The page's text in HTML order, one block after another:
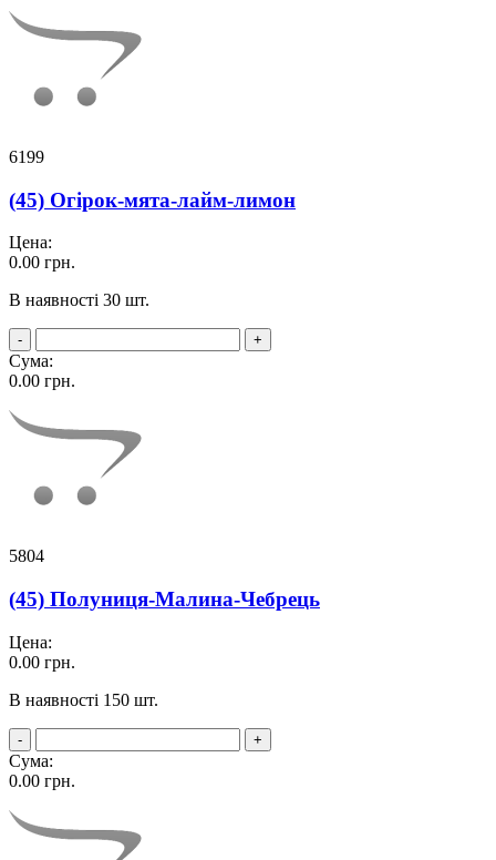
6199
(45) Огірок-мята-лайм-лимон
Цена:
0.00 грн.
В наявності 30 шт.
- +
Сума:
0.00 грн.
5804
(45) Полуниця-Малина-Чебрець
Цена:
0.00 грн.
В наявності 150 шт.
- +
Сума:
0.00 грн.